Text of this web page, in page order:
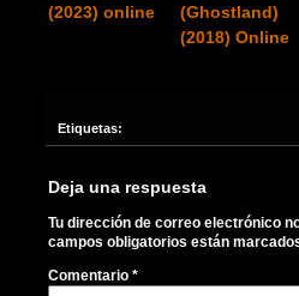
(2023) online
(Ghostland)
(2018) Online
Etiquetas:
Deja una respuesta
Tu dirección de correo electrónico
campos obligatorios están
Comentario *